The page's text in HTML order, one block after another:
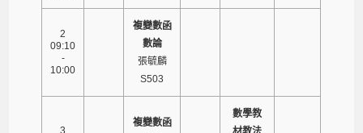
2
09:10
-
10:00
複變數函
數論
張毓麟
S503
3
複變數函
數學教